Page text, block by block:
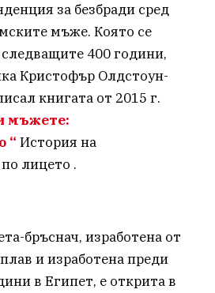
за безбради сред
мъже. Която се
следващите 400 години,
Кристофър Олдстоун-
книгата от 2015 г.
мъжете:
“ История на
лицето .
бръснач, изработена от
и изработена преди
в Египет, е открита в